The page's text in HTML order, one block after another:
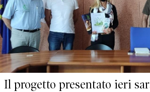
Il progetto presentato ieri